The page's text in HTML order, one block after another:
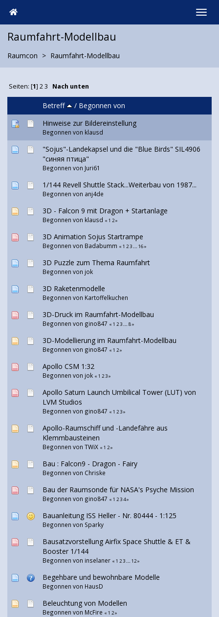
Raumfahrt-Modellbau
Raumcon Raumfahrt-Modellbau
Seiten: [1] 2 3 Nach unten
Betreff / Begonnen von
Hinweise zur Bildereinstellung
Begonnen von klausd
"Sojus"-Landekapsel und die "Blue Birds" SIL4906
"синяя птица"
Begonnen von Juri61
1/144 Revell Shuttle Stack...Weiterbau von 1987...
Begonnen von anj4de
3D - Falcon 9 mit Dragon + Startanlage
Begonnen von klausd « 1 2»
3D Animation Sojus Startrampe
Begonnen von Badabumm « 1 23... 16»
3D Puzzle zum Thema Raumfahrt
Begonnen von jok
3D Raketenmodelle
Begonnen von Kartoffelkuchen
3D-Druck im Raumfahrt-Modellbau
Begonnen von gino847 « 1 23... 8»
3D-Modellierung im Raumfahrt-Modellbau
Begonnen von gino847 « 1 2»
Apollo CSM 1:32
Begonnen von jok « 1 23»
Apollo Saturn Launch Umbilical Tower (LUT) von
LVM Studios
Begonnen von gino847 « 1 23»
Apollo-Raumschiff und -Landefähre aus
Klemmbausteinen
Begonnen von TWiX « 1 2»
Bau : Falcon9 - Dragon - Fairy
Begonnen von Chriske
Bau der Raumsonde für NASA's Psyche Mission
Begonnen von gino847 « 1 234»
Bauanleitung ISS Heller - Nr. 80444 - 1:125
Begonnen von Sparky
Bausatzvorstellung Airfix Space Shuttle & ET &
Booster 1/144
Begonnen von inselaner « 1 23... 12»
Begehbare und bewohnbare Modelle
Begonnen von HausD
Beleuchtung von Modellen
Begonnen von McFire « 1 2»